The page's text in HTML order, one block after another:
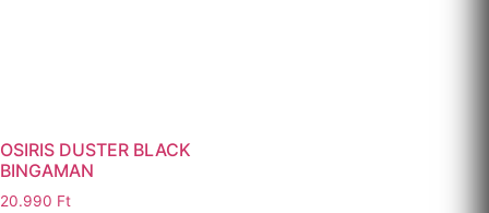
OSIRIS DUSTER BLACK
BINGAMAN
20.990 Ft